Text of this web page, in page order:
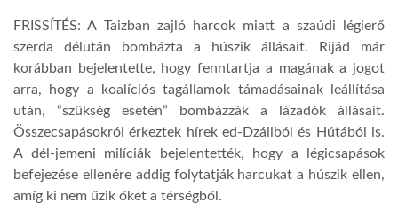
FRISSÍTÉS: A Taizban zajló harcok miatt a szaúdi légierő
szerda délután bombázta a húszik állásait. Rijád már
korábban bejelentette, hogy fenntartja a magának a jogot
arra, hogy a koalíciós tagállamok támadásainak leállítása
után, “szükség esetén” bombázzák a lázadók állásait.
Összecsapásokról érkeztek hírek ed-Dzáliból és Hútából is.
A dél-jemeni milíciák bejelentették, hogy a légicsapások
befejezése ellenére addig folytatják harcukat a húszik ellen,
amíg ki nem űzik őket a térségből.